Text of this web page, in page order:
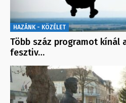
HAZÁNK - KÖZÉLET
Több száz programot kínál
fesztiv…